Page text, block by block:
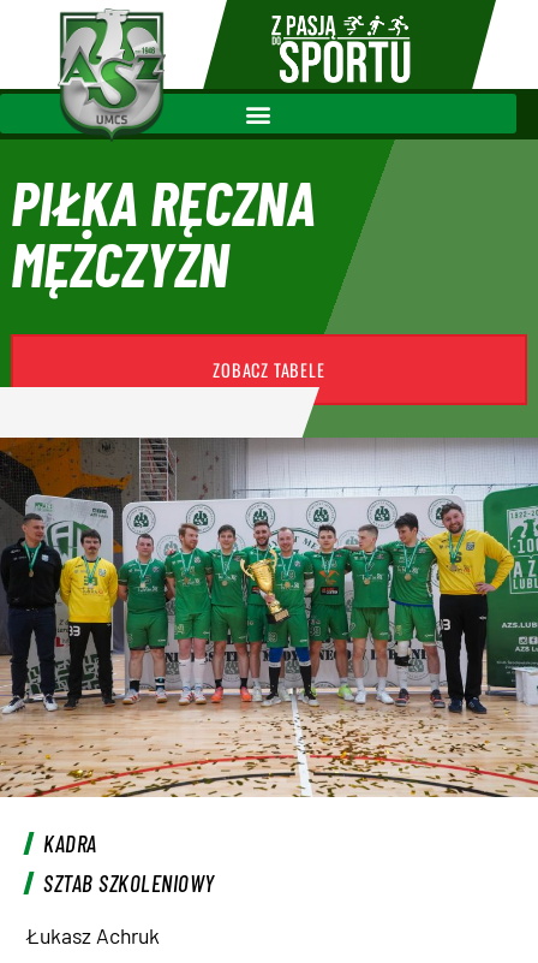
PIŁKA RĘCZNA
MĘŻCZYZN
ZOBACZ TABELE
KADRA
SZTAB SZKOLENIOWY
Łukasz Achruk